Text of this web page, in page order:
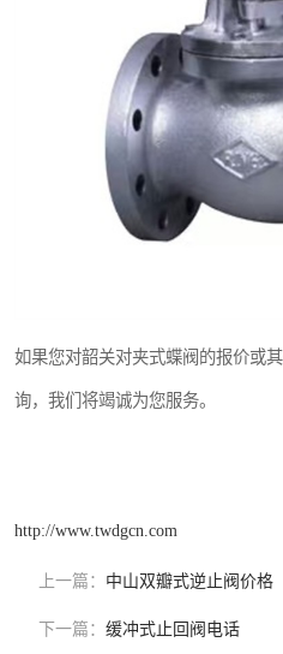
如果您对韶关对夹式蝶阀的报价或
询，我们将竭诚为您服务。
http://www.twdgcn.com
上一篇： 中山双瓣式逆止阀价格
下一篇： 缓冲式止回阀电话